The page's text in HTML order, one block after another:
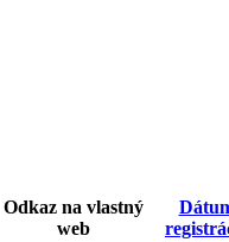
Odkaz na vlastný
web